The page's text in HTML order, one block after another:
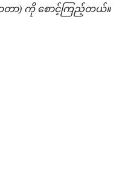
ာတာ) ကို စောင့်ကြည့်တယ်။